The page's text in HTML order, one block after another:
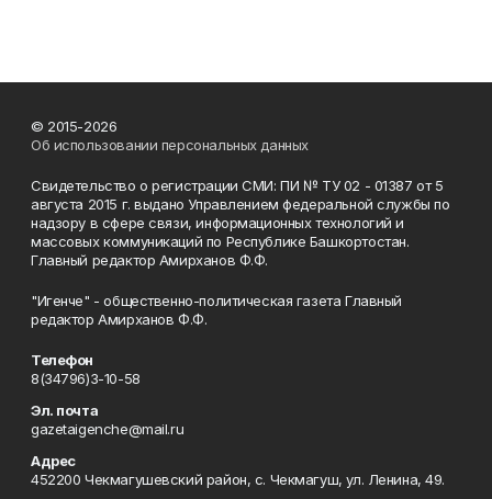
© 2015-2026
Об использовании персональных данных
Свидетельство о регистрации СМИ: ПИ № ТУ 02 - 01387 от 5
августа 2015 г. выдано Управлением федеральной службы по
надзору в сфере связи, информационных технологий и
массовых коммуникаций по Республике Башкортостан.
Главный редактор Амирханов Ф.Ф.
"Игенче" - общественно-политическая газета Главный
редактор Амирханов Ф.Ф.
Телефон
8(34796)3-10-58
Эл. почта
gazetaigenche@mail.ru
Адрес
452200 Чекмагушевский район, с. Чекмагуш, ул. Ленина, 49.